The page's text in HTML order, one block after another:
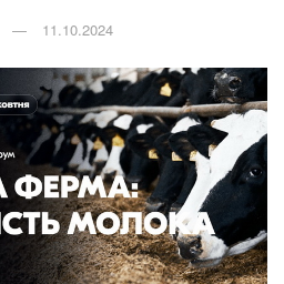
11.10.2024